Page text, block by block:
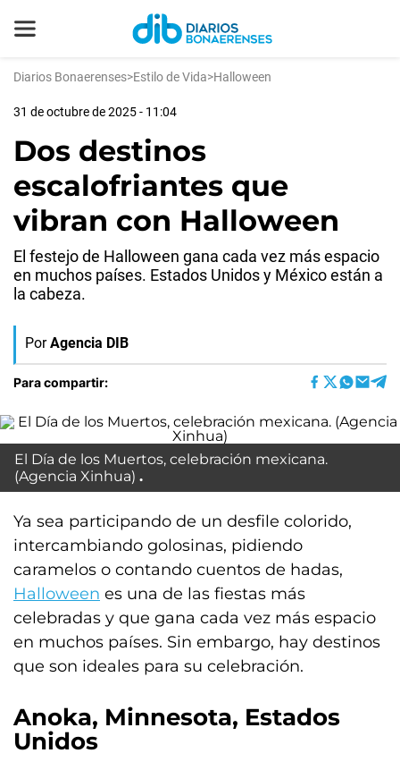
Diarios Bonaerenses>Estilo de Vida>Halloween
31 de octubre de 2025 - 11:04
Dos destinos
escalofriantes que
vibran con Halloween
El festejo de Halloween gana cada vez más espacio
en muchos países. Estados Unidos y México están a
la cabeza.
Por Agencia DIB
Para compartir:
El Día de los Muertos, celebración mexicana.
(Agencia Xinhua)
Ya sea participando de un desfile colorido,
intercambiando golosinas, pidiendo
caramelos o contando cuentos de hadas,
Halloween es una de las fiestas más
celebradas y que gana cada vez más espacio
en muchos países. Sin embargo, hay destinos
que son ideales para su celebración.
Anoka, Minnesota, Estados
Unidos